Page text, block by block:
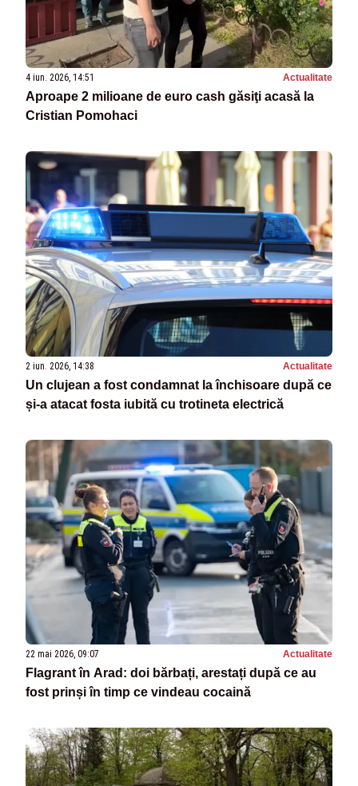
4 iun. 2026, 14:51 Actualitate
Aproape 2 milioane de euro cash găsiţi acasă la
Cristian Pomohaci
2 iun. 2026, 14:38 Actualitate
Un clujean a fost condamnat la închisoare după ce
și-a atacat fosta iubită cu trotineta electrică
22 mai 2026, 09:07 Actualitate
Flagrant în Arad: doi bărbați, arestați după ce au
fost prinși în timp ce vindeau cocaină